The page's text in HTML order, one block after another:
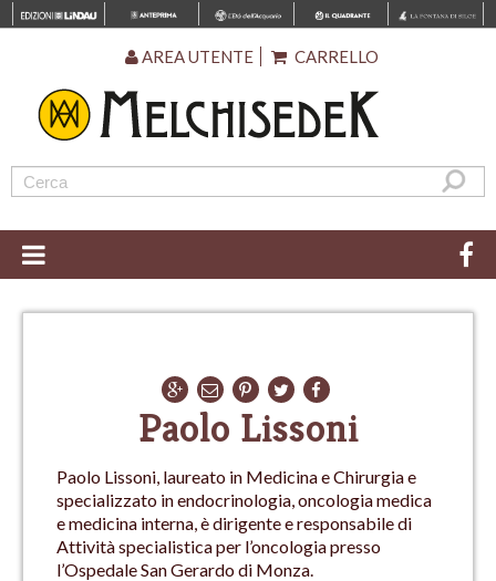
AREA UTENTE CARRELLO
Paolo Lissoni
Paolo Lissoni, laureato in Medicina e Chirurgia e
specializzato in endocrinologia, oncologia medica
e medicina interna, è dirigente e responsabile di
Attività specialistica per l’oncologia presso
l’Ospedale San Gerardo di Monza.